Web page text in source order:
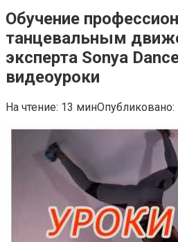
Обучение
танцевальным
эксперта Sonya
видеоуроки
На чтение: 13 минОпубликовано: